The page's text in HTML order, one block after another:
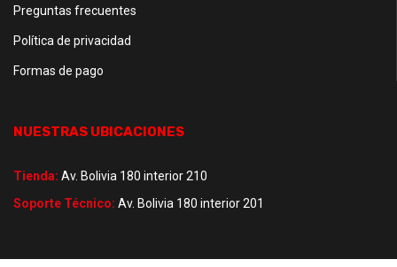
Preguntas frecuentes
Política de privacidad
Formas de pago
NUESTRAS UBICACIONES
Tienda: Av. Bolivia 180 interior 210
Soporte Técnico: Av. Bolivia 180 interior 201